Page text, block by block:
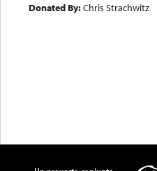
Donated By:Chris Strachwitz